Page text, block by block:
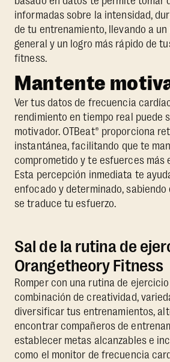
informadas sobre la intensidad,
de tu entrenamiento, llevando a
general y un logro más rápido de
fitness.
Mantente
Ver tus datos de frecuencia
rendimiento en tiempo real puede
motivador. OTBeat® proporciona
instantánea, facilitando que te
comprometido y te esfuerces más
Esta percepción inmediata te
enfocado y determinado,
se traduce tu esfuerzo.
Sal de la rutina de
Orangetheory Fitness
Romper con una rutina de
combinación de creatividad,
diversificar tus entrenamientos,
encontrar compañeros de
establecer metas alcanzables e
como el monitor de frecuencia